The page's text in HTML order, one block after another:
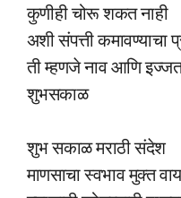
कुणीही चोरू शकत नाही
अशी संपत्ती कमावण्याचा
ती म्हणजे नाव आणि
शुभसकाळ
शुभ सकाळ मराठी संदेश
माणसाचा स्वभाव मुक्त